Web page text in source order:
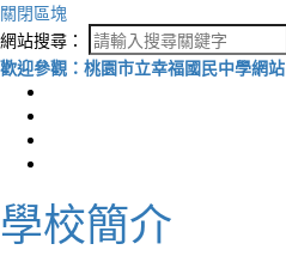
關閉區塊
網站搜尋：
歡迎參觀：桃園市立幸福國民中學網站
學校簡介